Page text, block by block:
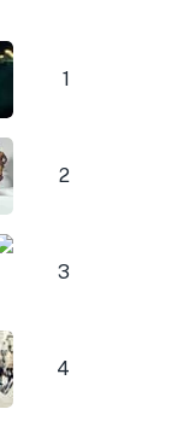
1
2
3
4